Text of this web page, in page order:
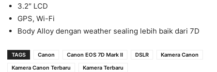
3.2″ LCD
GPS, Wi-Fi
Body Alloy dengan weather sealing lebih baik dari 7D
TAGS Canon Canon EOS 7D Mark II DSLR
Kamera Canon
Kamera Canon Terbaru
Kamera Terbaru